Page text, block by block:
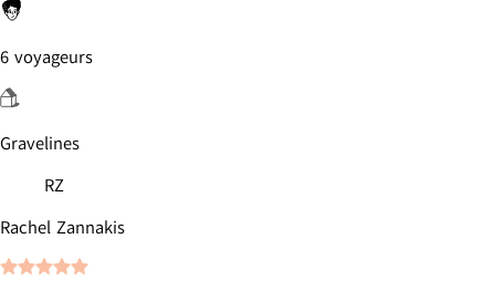
6 voyageurs
Gravelines
RZ
Rachel Zannakis